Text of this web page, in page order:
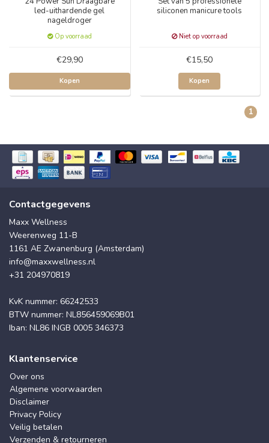
led-uithardende gel
nageldroger
Op voorraad
€29,90
Kopen
siliconen manicure tools
Niet op voorraad
€15,50
Kopen
1
Contactgegevens
Maxx Wellness
Weerenweg 11-B
1161 AE Zwanenburg (Amsterdam)
info@maxxwellness.nl
+31 204970819
KvK nummer: 66242533
BTW nummer: NL856459069B01
Iban: NL86 INGB 0005 346373
Klantenservice
Over ons
Algemene voorwaarden
Disclaimer
Privacy Policy
Veilig betalen
Verzenden & retourneren